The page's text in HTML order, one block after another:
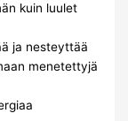
kuin luulet
ja nesteyttää
menetettyjä